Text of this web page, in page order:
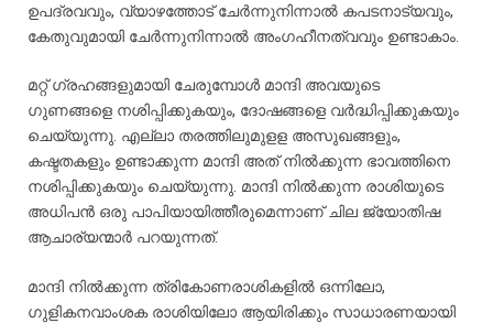
ഉപദ്രവവും, വ്യാഴത്തോട് ചേർന്നുനിന്നാൽ കപടനാട്യവും,
കേതുവുമായി ചേർന്നുനിന്നാൽ അംഗഹീനത്വവും ഉണ്ടാകാം.
മറ്റ് ഗ്രഹങ്ങളുമായി ചേരുമ്പോൾ മാന്ദി അവയുടെ
ഗുണങ്ങളെ നശിപ്പിക്കുകയും, ദോഷങ്ങളെ വർദ്ധിപ്പിക്കുകയും
ചെയ്യുന്നു. എല്ലാ തരത്തിലുമുളള അസുഖങ്ങളും,
കഷ്ടതകളും ഉണ്ടാക്കുന്ന മാന്ദി അത് നിൽക്കുന്ന ഭാവത്തിനെ
നശിപ്പിക്കുകയും ചെയ്യുന്നു. മാന്ദി നിൽക്കുന്ന രാശിയുടെ
അധിപൻ ഒരു പാപിയായിത്തീരുമെന്നാണ് ചില ജ്യോതിഷ
ആചാര്യന്മാർ പറയുന്നത്.
മാന്ദി നിൽക്കുന്ന ത്രികോണരാശികളിൽ ഒന്നിലോ,
ഗുളികനവാംശക രാശിയിലോ ആയിരിക്കും സാധാരണയായി